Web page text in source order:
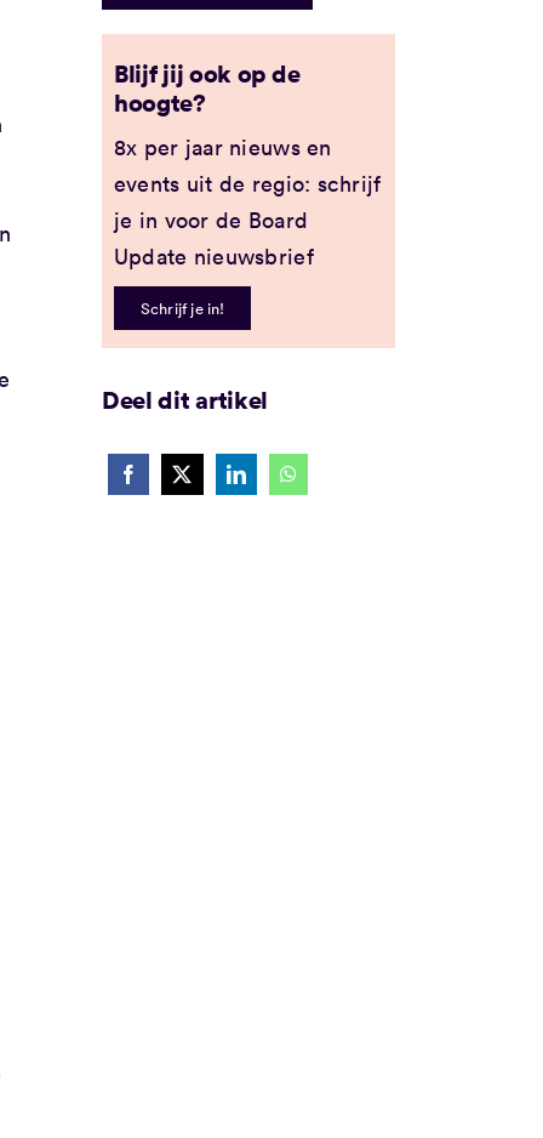
Blijf jij ook op de
hoogte?
8x per jaar nieuws en
events uit de regio: schrijf
je in voor de Board
Update nieuwsbrief
Schrijf je in!
Deel dit artikel